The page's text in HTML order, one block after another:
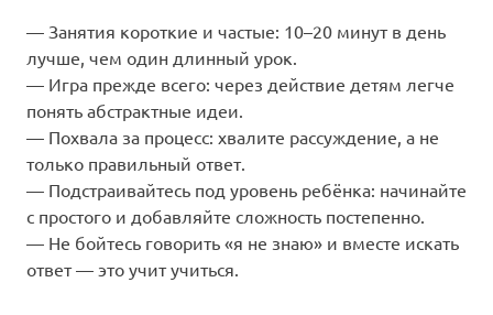
— Занятия короткие и частые: 10–20 минут в день
лучше, чем один длинный урок.
— Игра прежде всего: через действие детям легче
понять абстрактные идеи.
— Похвала за процесс: хвалите рассуждение, а не
только правильный ответ.
— Подстраивайтесь под уровень ребёнка: начинайте
с простого и добавляйте сложность постепенно.
— Не бойтесь говорить «я не знаю» и вместе искать
ответ — это учит учиться.